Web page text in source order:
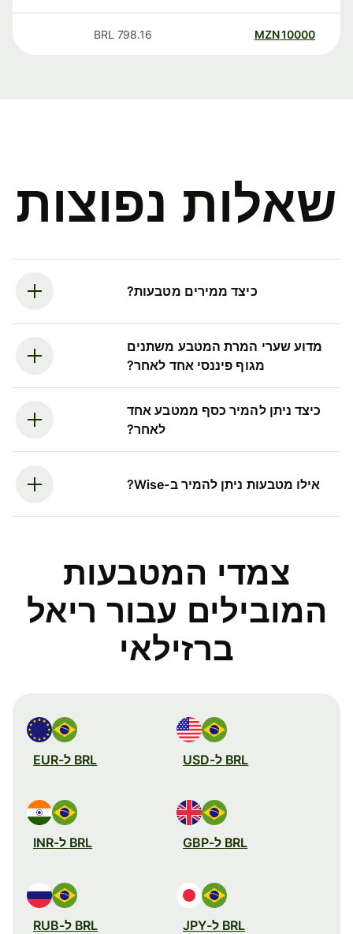
10000
MZN
798.16
BRL
שאלות נפוצות
כיצד ממירים מטבעות?
מדוע שערי המרת המטבע משתנים
מגוף פיננסי אחד לאחר?
כיצד ניתן להמיר כסף ממטבע אחד
לאחר?
אילו מטבעות ניתן להמיר ב-Wise?
צמדי המטבעות
המובילים עבור ריאל
ברזילאי
BRL ל-USD BRL ל-EUR
BRL ל-GBP BRL ל-INR
BRL ל-JPY BRL ל-RUB